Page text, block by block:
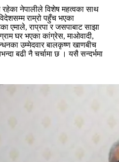
सत्ता
र
शक्तिले
काम
गर्दैन
:
रहेका नेपालीले विशेष महत्वका साथ
राम्रो पहुँच भएका
एमाले, राप्रपा र जसपाबाट साझा
घर भएका कांग्रेस, माओवादी,
उम्मेदवार बालकृष्ण खाणबीच
बढी नै चर्चामा छ । यसै सन्दर्भमा